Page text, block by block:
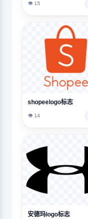
👁️ 15
shopeelogo标志
👁️ 14
安德玛logo标志